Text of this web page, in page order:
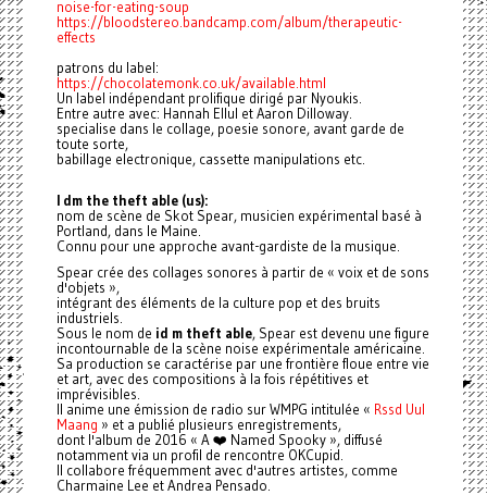
noise-for-eating-soup
https://bloodstereo.bandcamp.com/album/therapeutic-
effects
patrons du label:
https://chocolatemonk.co.uk/available.html
Un label indépendant prolifique dirigé par Nyoukis.
Entre autre avec: Hannah Ellul et Aaron Dilloway.
specialise dans le collage, poesie sonore, avant garde de
toute sorte,
babillage electronique, cassette manipulations etc.
I dm the theft able (us):
nom de scène de Skot Spear, musicien expérimental basé à
Portland, dans le Maine.
Connu pour une approche avant-gardiste de la musique.
Spear crée des collages sonores à partir de « voix et de sons
d'objets »,
intégrant des éléments de la culture pop et des bruits
industriels.
Sous le nom de id m theft able, Spear est devenu une figure
incontournable de la scène noise expérimentale américaine.
Sa production se caractérise par une frontière floue entre vie
et art, avec des compositions à la fois répétitives et
imprévisibles.
Il anime une émission de radio sur WMPG intitulée « Rssd Uul
Maang » et a publié plusieurs enregistrements,
dont l'album de 2016 « A ❤️ Named Spooky », diffusé
notamment via un profil de rencontre OKCupid.
Il collabore fréquemment avec d'autres artistes, comme
Charmaine Lee et Andrea Pensado.